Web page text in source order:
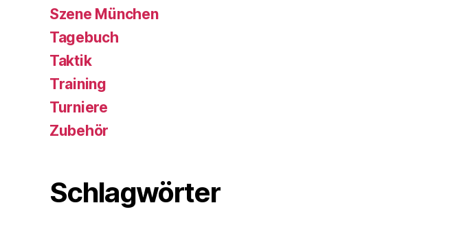
Szene München
Tagebuch
Taktik
Training
Turniere
Zubehör
Schlagwörter